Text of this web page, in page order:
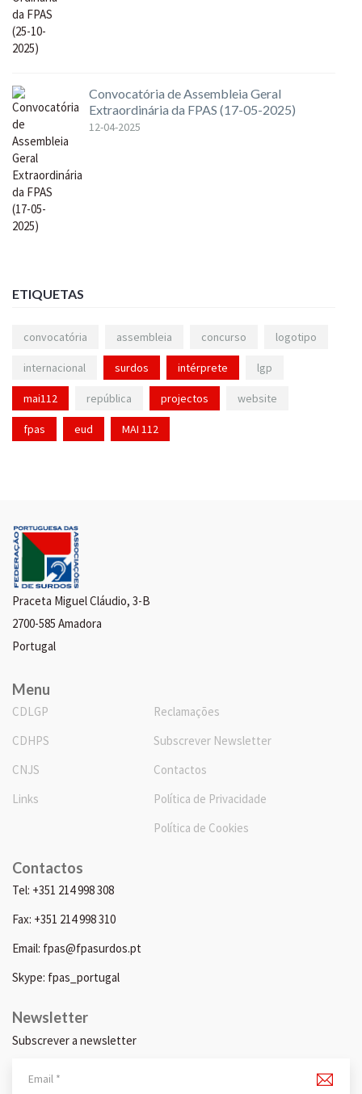
Convocatória de Assembleia Geral
Extraordinária da FPAS (17-05-2025)
12-04-2025
ETIQUETAS
convocatória assembleia concurso logotipo
internacional surdos intérprete lgp
mai112 república projectos website
fpas eud MAI 112
Praceta Miguel Cláudio, 3-B
2700-585 Amadora
Portugal
Menu
CDLGP
CDHPS
CNJS
Links
Reclamações
Subscrever Newsletter
Contactos
Política de Privacidade
Política de Cookies
Contactos
Tel: +351 214 998 308
Fax: +351 214 998 310
Email: fpas@fpasurdos.pt
Skype: fpas_portugal
Newsletter
Subscrever a newsletter